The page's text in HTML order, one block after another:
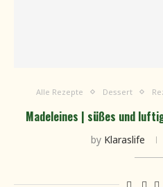
Alle Rezepte Dessert
Madeleines | süßes und
by Klaraslife